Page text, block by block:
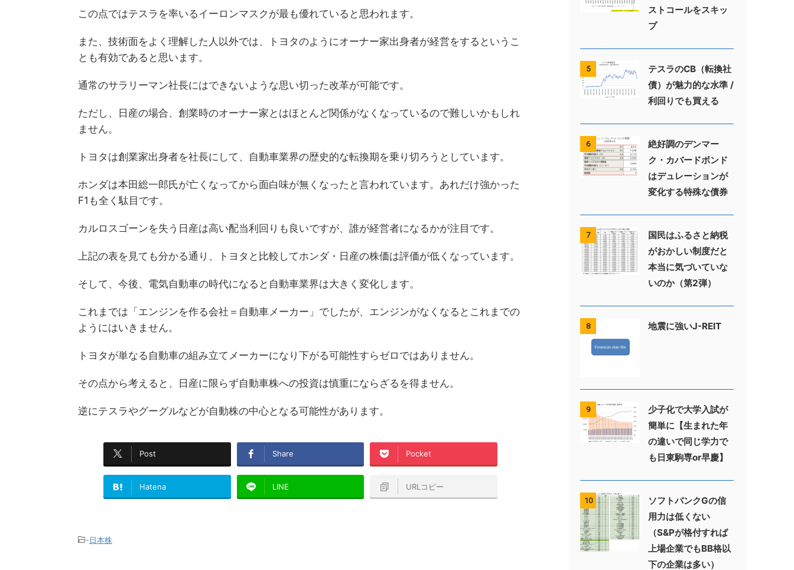
この点ではテスラを率いるイーロンマスクが最も優れていると思われます。
また、技術面をよく理解した人以外では、トヨタのようにオーナー家出身者が経営をするというこ
とも有効であると思います。
通常のサラリーマン社長にはできないような思い切った改革が可能です。
ただし、日産の場合、創業時のオーナー家とはほとんど関係がなくなっているので難しいかもしれ
ません。
トヨタは創業家出身者を社長にして、自動車業界の歴史的な転換期を乗り切ろうとしています。
ホンダは本田総一郎氏が亡くなってから面白味が無くなったと言われています。あれだけ強かった
F1も全く駄目です。
カルロスゴーンを失う日産は高い配当利回りも良いですが、誰が経営者になるかが注目です。
上記の表を見ても分かる通り、トヨタと比較してホンダ・日産の株価は評価が低くなっています。
そして、今後、電気自動車の時代になると自動車業界は大きく変化します。
これまでは「エンジンを作る会社＝自動車メーカー」でしたが、エンジンがなくなるとこれまでの
ようにはいきません。
トヨタが単なる自動車の組み立てメーカーになり下がる可能性すらゼロではありません。
その点から考えると、日産に限らず自動車株への投資は慎重にならざるを得ません。
逆にテスラやグーグルなどが自動株の中心となる可能性があります。
Post Share Pocket
Hatena LINE URLコピー
-日本株
ストコールをスキッ
プ
5
テスラのCB（転換社
債）が魅力的な水準 /
利回りでも買える
6
絶好調のデンマー
ク・カバードボンド
はデュレーションが
変化する特殊な債券
7
国民はふるさと納税
がおかしい制度だと
本当に気づいていな
いのか（第2弾）
8 地震に強いJ-REIT
9
少子化で大学入試が
簡単に【生まれた年
の違いで同じ学力で
も日東駒専or早慶】
10
ソフトバンクGの信
用力は低くない
（S&Pが格付すれば
上場企業でもBB格以
下の企業は多い）